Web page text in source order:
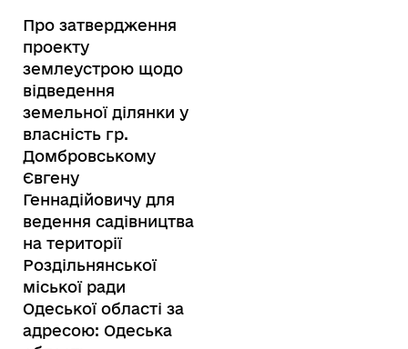
Про затвердження
проекту
землеустрою щодо
відведення
земельної ділянки у
власність гр.
Домбровському
Євгену
Геннадійовичу для
ведення садівництва
на території
Роздільнянської
міської ради
Одеської області за
адресою: Одеська